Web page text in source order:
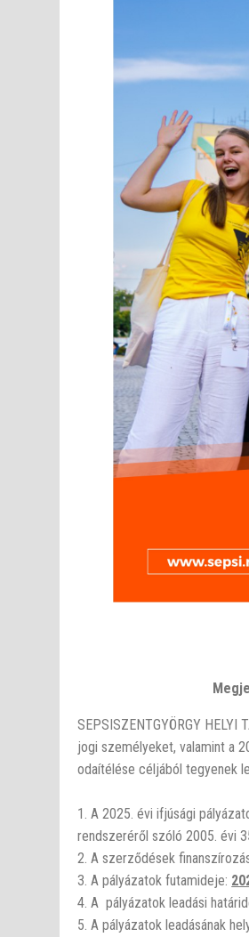
SEPSISZENTGYÖRGY
jogi személyeket, valamint a
odaítélése céljából tegyenek le
1. A 2025. évi ifjúsági
rendszeréről szóló 2005. évi
2. A szerződések
3. A pályázatok futamideje:
4. A pályázatok leadási
5. A pályázatok leadásának